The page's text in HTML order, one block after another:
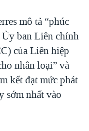
mô tả “phúc
ban Liên chính
của Liên hiệp
nhân loại” và
kết đạt mức phát
sớm nhất vào